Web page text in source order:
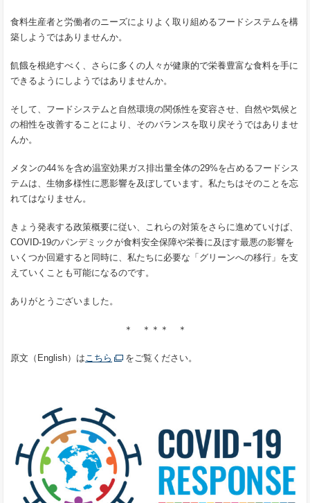
食料生産者と労働者のニーズによりよく取り組めるフードシステムを構
築しようではありませんか。
飢餓を根絶すべく、さらに多くの人々が健康的で栄養豊富な食料を手に
できるようにしようではありませんか。
そして、フードシステムと自然環境の関係性を変容させ、自然や気候と
の相性を改善することにより、そのバランスを取り戻そうではありませ
んか。
メタンの44％を含め温室効果ガス排出量全体の29%を占めるフードシス
テムは、生物多様性に悪影響を及ぼしています。私たちはそのことを忘
れてはなりません。
きょう発表する政策概要に従い、これらの対策をさらに進めていけば、
COVID-19のパンデミックが食料安全保障や栄養に及ぼす最悪の影響を
いくつか回避すると同時に、私たちに必要な「グリーンへの移行」を支
えていくことも可能になるのです。
ありがとうございました。
＊ ＊＊＊ ＊
原文（English）はこちら をご覧ください。